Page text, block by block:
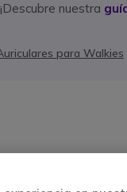
nuestra
para Walkies